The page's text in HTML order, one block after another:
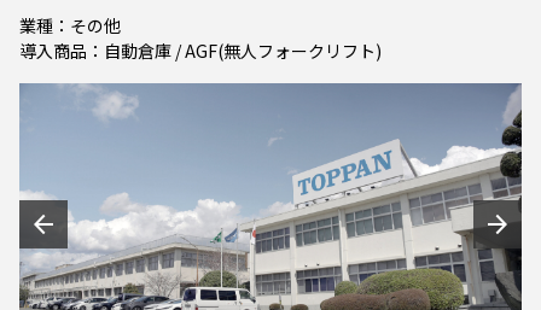
業種：その他
導入商品：自動倉庫 / AGF(無人フォークリフト)
arrow_back arrow_forward